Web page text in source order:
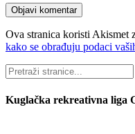
Ova stranica koristi Akismet
kako se obrađuju podaci
Pretraži
Kuglačka rekreativna liga